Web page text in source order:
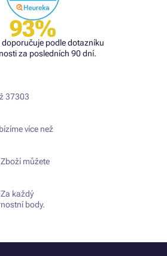
93%
podle dotazníku
za posledních 90 dní.
37303
více než
Zboží můžete
Za každý
body.